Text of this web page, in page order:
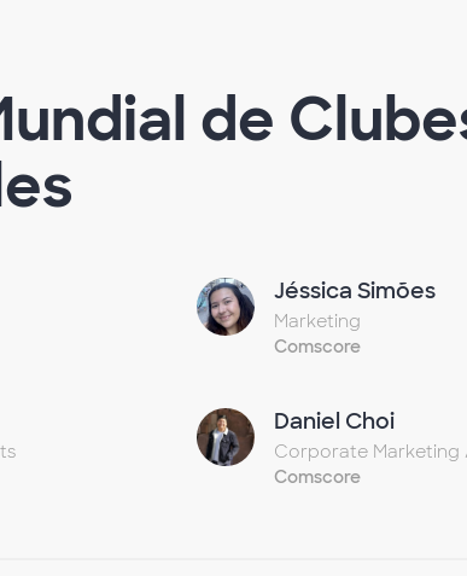
de
Jéssica Simões
Marketing
Comscore
Daniel Choi
Corporate Marketing
Comscore